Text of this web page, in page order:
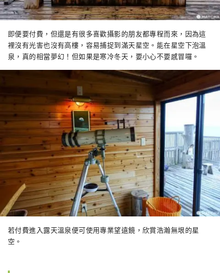
即便要付費，但還是有很多喜歡攝影的朋友都專程而來，因為這
裡沒有光害也沒有高樓，容易捕捉到滿天星空。能在星空下泡溫
泉，真的相當夢幻！但如果是寒冷冬天，要小心不要感冒囉。
若付費進入露天溫泉便可使用專業望遠鏡，欣賞浩瀚無垠的星
空。